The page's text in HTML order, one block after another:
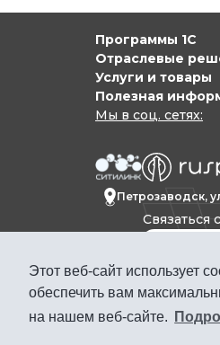
Этот веб-сайт использует
обеспечить вам
на нашем веб-сайте.
Петрозаводск,
Связаться
Мы в соц. сетях:
Политика
Программы 1С
Отраслевые
Услуги и товары
Полезная
ПРОФКЕЙС © 1992-2025.